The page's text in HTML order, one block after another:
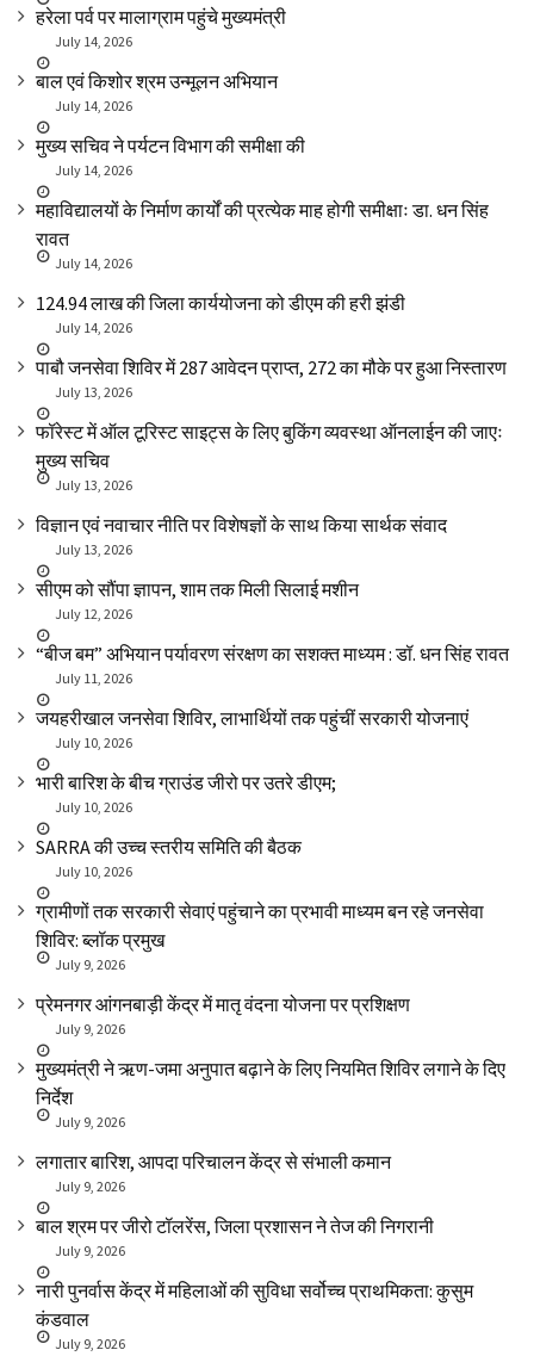
हरेला पर्व पर मालाग्राम पहुंचे मुख्यमंत्री
July 14, 2026
बाल एवं किशोर श्रम उन्मूलन अभियान
July 14, 2026
मुख्य सचिव ने पर्यटन विभाग की समीक्षा की
July 14, 2026
महाविद्यालयों के निर्माण कार्यों की प्रत्येक माह होगी समीक्षाः डा. धन सिंह
रावत
July 14, 2026
₹124.94 लाख की जिला कार्ययोजना को डीएम की हरी झंडी
July 14, 2026
पाबौ जनसेवा शिविर में 287 आवेदन प्राप्त, 272 का मौके पर हुआ निस्तारण
July 13, 2026
फॉरेस्ट में ऑल टूरिस्ट साइट्स के लिए बुकिंग व्यवस्था ऑनलाईन की जाएः
मुख्य सचिव
July 13, 2026
विज्ञान एवं नवाचार नीति पर विशेषज्ञों के साथ किया सार्थक संवाद
July 13, 2026
सीएम को सौंपा ज्ञापन, शाम तक मिली सिलाई मशीन
July 12, 2026
“बीज बम” अभियान पर्यावरण संरक्षण का सशक्त माध्यम : डॉ. धन सिंह रावत
July 11, 2026
जयहरीखाल जनसेवा शिविर, लाभार्थियों तक पहुंचीं सरकारी योजनाएं
July 10, 2026
भारी बारिश के बीच ग्राउंड जीरो पर उतरे डीएम;
July 10, 2026
SARRA की उच्च स्तरीय समिति की बैठक
July 10, 2026
ग्रामीणों तक सरकारी सेवाएं पहुंचाने का प्रभावी माध्यम बन रहे जनसेवा
शिविर: ब्लॉक प्रमुख
July 9, 2026
प्रेमनगर आंगनबाड़ी केंद्र में मातृ वंदना योजना पर प्रशिक्षण
July 9, 2026
मुख्यमंत्री ने ऋण-जमा अनुपात बढ़ाने के लिए नियमित शिविर लगाने के दिए
निर्देश
July 9, 2026
लगातार बारिश, आपदा परिचालन केंद्र से संभाली कमान
July 9, 2026
बाल श्रम पर जीरो टॉलरेंस, जिला प्रशासन ने तेज की निगरानी
July 9, 2026
नारी पुनर्वास केंद्र में महिलाओं की सुविधा सर्वोच्च प्राथमिकता: कुसुम
कंडवाल
July 9, 2026